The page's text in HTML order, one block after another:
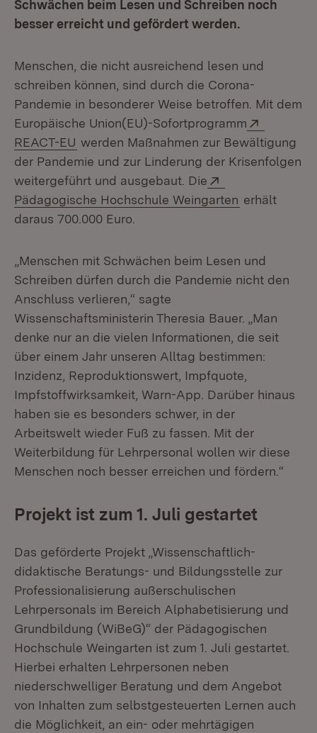
Schwächen beim Lesen und Schreiben noch
besser erreicht und gefördert werden.
Menschen, die nicht ausreichend lesen und
schreiben können, sind durch die Corona-
Pandemie in besonderer Weise betroffen. Mit dem
Europäische Union(EU)-Sofortprogramm
REACT-EU (Öffnet in neuem Fenster)
werden Maßnahmen zur Bewältigung
der Pandemie und zur Linderung der Krisenfolgen
weitergeführt und ausgebaut. Die
Pädagogische Hochschule Weingarten (Öffnet in
erhält
daraus 700.000 Euro.
„Menschen mit Schwächen beim Lesen und
Schreiben dürfen durch die Pandemie nicht den
Anschluss verlieren,“ sagte
Wissenschaftsministerin Theresia Bauer. „Man
denke nur an die vielen Informationen, die seit
über einem Jahr unseren Alltag bestimmen:
Inzidenz, Reproduktionswert, Impfquote,
Impfstoffwirksamkeit, Warn-App. Darüber hinaus
haben sie es besonders schwer, in der
Arbeitswelt wieder Fuß zu fassen. Mit der
Weiterbildung für Lehrpersonal wollen wir diese
Menschen noch besser erreichen und fördern.“
Projekt ist zum 1. Juli gestartet
Das geförderte Projekt „Wissenschaftlich-
didaktische Beratungs- und Bildungsstelle zur
Professionalisierung außerschulischen
Lehrpersonals im Bereich Alphabetisierung und
Grundbildung (WiBeG)“ der Pädagogischen
Hochschule Weingarten ist zum 1. Juli gestartet.
Hierbei erhalten Lehrpersonen neben
niederschwelliger Beratung und dem Angebot
von Inhalten zum selbstgesteuerten Lernen auch
die Möglichkeit, an ein- oder mehrtägigen